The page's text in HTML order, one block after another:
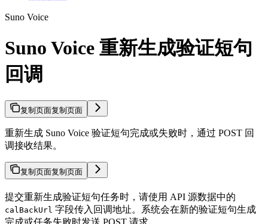
Suno Voice
Suno Voice 重新生成验证短句
回调
复制页面复制页面
重新生成 Suno Voice 验证短句完成或失败时，通过 POST 回
调接收结果。
复制页面复制页面
提交重新生成验证短句任务时，请使用 API 源数据中的
calBackUrl 字段传入回调地址。系统会在新的验证短句生成